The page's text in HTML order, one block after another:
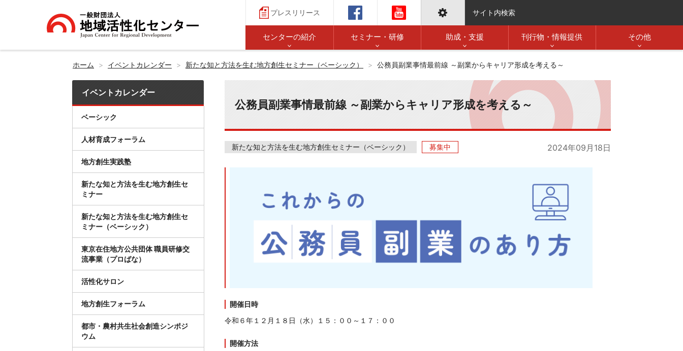
プレスリリース サイト内検索
センターの紹介 セミナー・研修 助成・支援 刊行物・情報提供 その他
ホーム イベントカレンダー 新たな知と方法を生む地方創生セミナー（ベーシック） 公務員副業事情最前線 ～副業からキャリア形成を考える～
公務員副業事情最前線 ～副業からキャリア形成を考える～
新たな知と方法を生む地方創生セミナー（ベーシック） 募集中 2024年09月18日
開催日時
令和６年１２月１８日（水）１５：００～１７：００
開催方法
イベントカレンダー
ベーシック
人材育成フォーラム
地方創生実践塾
新たな知と方法を生む地方創生セ
ミナー
新たな知と方法を生む地方創生セ
ミナー（ベーシック）
東京在住地方公共団体 職員研修交
流事業（プロばな）
活性化サロン
地方創生フォーラム
都市・農村共生社会創造シンポジ
ウム